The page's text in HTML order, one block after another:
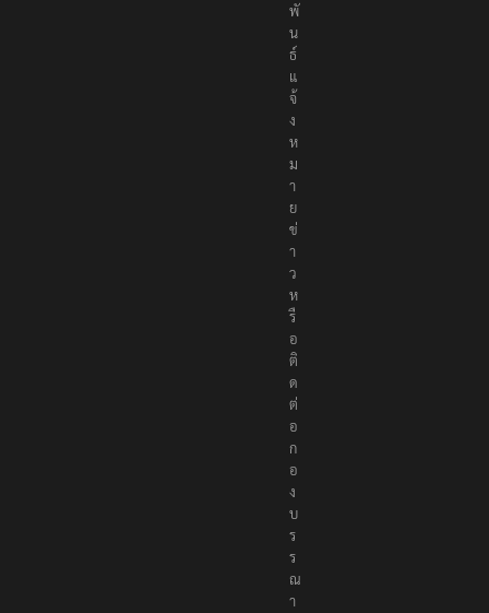
พั
น
ธ์
แ
จ้
ง
ห
ม
า
ย
ข่
า
ว
ห
รื
อ
ติ
ด
ต่
อ
ก
อ
ง
บ
ร
ร
ณ
า